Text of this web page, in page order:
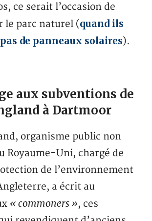
ce serait l’occasion de
le parc naturel (quand ils
de panneaux solaires).
aux subventions de
à Dartmoor
organisme public non
Royaume-Uni, chargé de
de l’environnement
a écrit au
« commoners », ces